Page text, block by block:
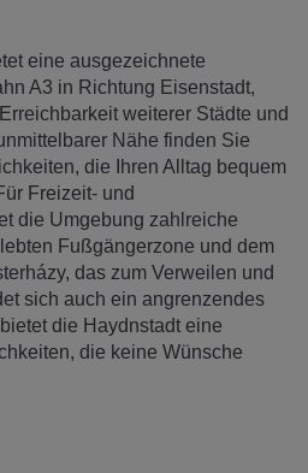
eine ausgezeichnete
A3 in Richtung Eisenstadt,
weiterer Städte und
Nähe finden Sie
die Ihren Alltag bequem
Freizeit- und
die Umgebung zahlreiche
Fußgängerzone und dem
das zum Verweilen und
sich auch ein angrenzendes
die Haydnstadt eine
die keine Wünsche